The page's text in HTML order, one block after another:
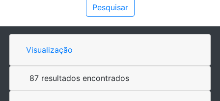
Pesquisar
Visualização
87 resultados encontrados